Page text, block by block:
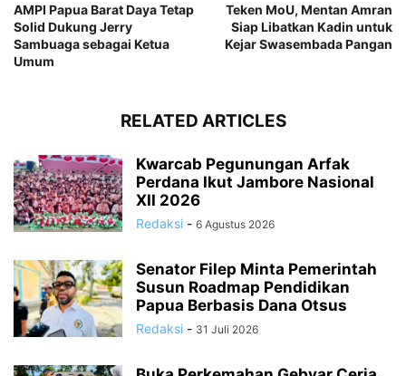
AMPI Papua Barat Daya Tetap
Solid Dukung Jerry
Sambuaga sebagai Ketua
Umum
Teken MoU, Mentan Amran
Siap Libatkan Kadin untuk
Kejar Swasembada Pangan
RELATED ARTICLES
Kwarcab Pegunungan Arfak
Perdana Ikut Jambore Nasional
XII 2026
Redaksi - 6 Agustus 2026
Senator Filep Minta Pemerintah
Susun Roadmap Pendidikan
Papua Berbasis Dana Otsus
Redaksi - 31 Juli 2026